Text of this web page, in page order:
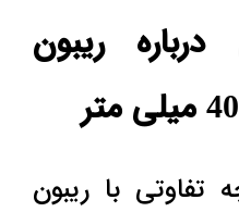
ریبون
با ریبون